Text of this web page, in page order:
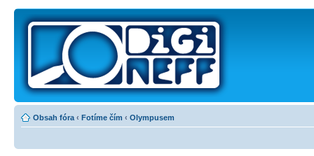
Obsah fóra ‹ Fotíme čím ‹ Olympusem